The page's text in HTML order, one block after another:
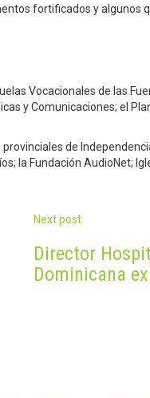
fortificados y algunos
Vocacionales de las
y Comunicaciones; el
de
la Fundación AudioNet;
Next post
Director
Dominicana